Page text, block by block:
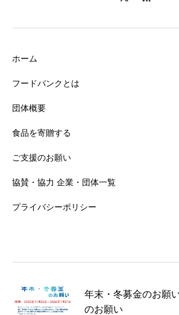
ホーム
フードバンクとは
団体概要
食品を寄贈する
ご支援のお願い
協賛・協力 企業・団体一覧
プライバシーポリシー
年末・冬募金のお願
のお願い